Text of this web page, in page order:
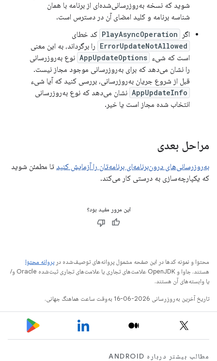
شوید که نسخه به‌روزرسانی‌شده‌ای از برنامه با همان
شناسه برنامه و کلید امضای آن در دسترس است.
اگر
PlayAsyncOperation کد خطای
ErrorUpdateNotAllowed را برگرداند، به این معنی
است که شیء AppUpdateOptions نوع به‌روزرسانی
را نشان می‌دهد که برای به‌روزرسانی موجود مجاز نیست.
قبل از شروع جریان به‌روزرسانی، بررسی کنید که آیا شیء
AppUpdateInfo نشان می‌دهد که نوع به‌روزرسانی
انتخاب شده مجاز است یا خیر.
مراحل بعدی
به‌روزرسانی‌های درون‌برنامه‌ای برنامه‌تان را آزمایش کنید تا مطمئن شوید
که یکپارچه‌سازی به درستی کار می‌کند.
این مرور مفید بود؟
محتوا و نمونه کدها در این صفحه مشمول پروانه‌های توصیف‌شده در پروانه محتوا
هستند. جاوا و OpenJDK علامت‌های تجاری یا علامت‌های تجاری ثبت‌شده Oracle و/
یا وابسته‌های آن هستند.
تاریخ آخرین به‌روزرسانی 2026-06-16 به‌وقت ساعت هماهنگ جهانی.
مطالب بیشتر درباره ANDROID